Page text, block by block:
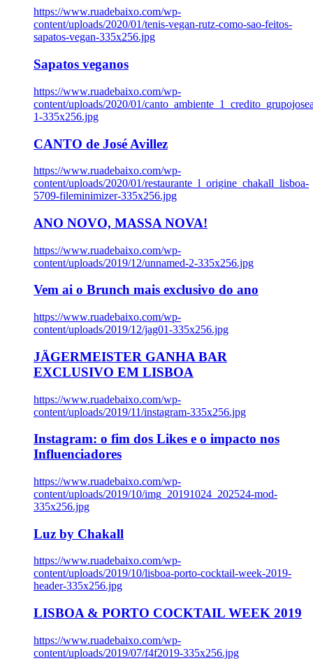
https://www.ruadebaixo.com/wp-
content/uploads/2020/01/tenis-vegan-rutz-como-sao-feitos-
sapatos-vegan-335x256.jpg
Sapatos veganos
https://www.ruadebaixo.com/wp-
content/uploads/2020/01/
1-335x256.jpg
CANTO de José Avillez
https://www.ruadebaixo.com/wp-
content/uploads/2020/01/restaurante_l_origine_chakall_lisboa-
5709-fileminimizer-335x256.jpg
ANO NOVO, MASSA NOVA!
https://www.ruadebaixo.com/wp-
content/uploads/2019/12/unnamed-2-335x256.jpg
Vem ai o Brunch mais exclusivo do ano
https://www.ruadebaixo.com/wp-
content/uploads/2019/12/jag01-335x256.jpg
JÄGERMEISTER GANHA BAR
EXCLUSIVO EM LISBOA
https://www.ruadebaixo.com/wp-
content/uploads/2019/11/instagram-335x256.jpg
Instagram: o fim dos Likes e o impacto nos
Influenciadores
https://www.ruadebaixo.com/wp-
content/uploads/2019/10/img_20191024_202524-mod-
335x256.jpg
Luz by Chakall
https://www.ruadebaixo.com/wp-
content/uploads/2019/10/lisboa-porto-cocktail-week-2019-
header-335x256.jpg
LISBOA & PORTO COCKTAIL WEEK 2019
https://www.ruadebaixo.com/wp-
content/uploads/2019/07/f4f2019-335x256.jpg